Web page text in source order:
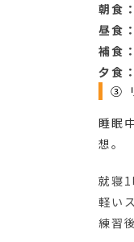
朝食：
昼食：
補食：
夕食：
③
睡眠
想。
就寝1
軽い
練習